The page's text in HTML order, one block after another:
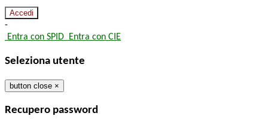
-
Entra con SPID Entra con CIE
Seleziona utente
button close ×
Recupero password